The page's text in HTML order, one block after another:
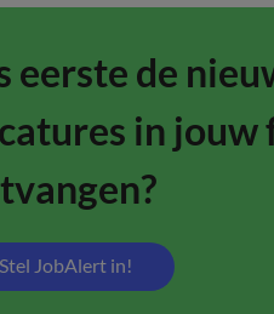
eerste de
in jouw
Stel JobAlert in!